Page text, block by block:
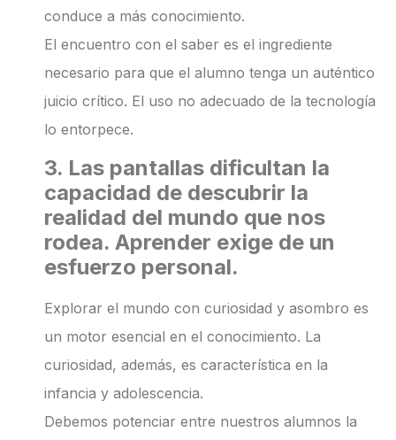
conduce a más conocimiento.
El encuentro con el saber es el ingrediente
necesario para que el alumno tenga un auténtico
juicio crítico. El uso no adecuado de la tecnología
lo entorpece.
3. Las pantallas dificultan la
capacidad de descubrir la
realidad del mundo que nos
rodea. Aprender exige de un
esfuerzo personal.
Explorar el mundo con curiosidad y asombro es
un motor esencial en el conocimiento. La
curiosidad, además, es característica en la
infancia y adolescencia.
Debemos potenciar entre nuestros alumnos la